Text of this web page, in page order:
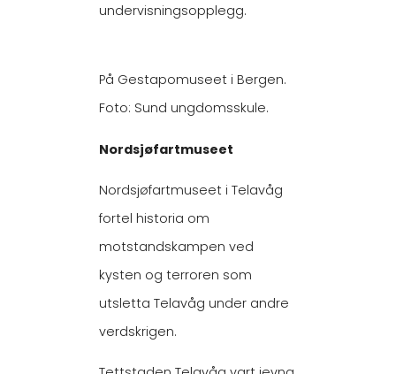
undervisningsopplegg.
På Gestapomuseet i Bergen.
Foto: Sund ungdomsskule.
Nordsjøfartmuseet
Nordsjøfartmuseet i Telavåg
fortel historia om
motstandskampen ved
kysten og terroren som
utsletta Telavåg under andre
verdskrigen.